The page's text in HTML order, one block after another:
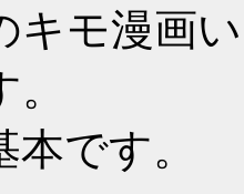
キモ漫画
です。